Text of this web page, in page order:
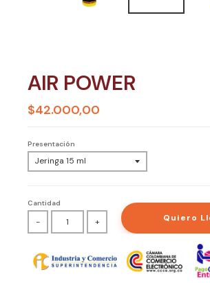
AIR POWER
$42.000,00
Presentación
Cantidad
- + Quiero